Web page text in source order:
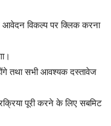
विकल्प पर क्लिक करना
तथा सभी आवश्यक दस्तावेज
पूरी करने के लिए सबमिट